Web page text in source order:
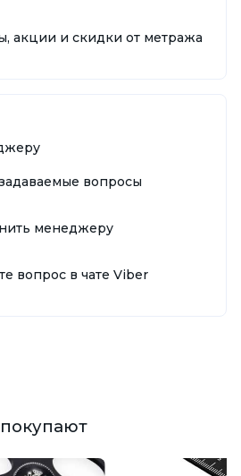
акции и скидки от метража
вопросы
менеджеру
вопрос в чате Viber